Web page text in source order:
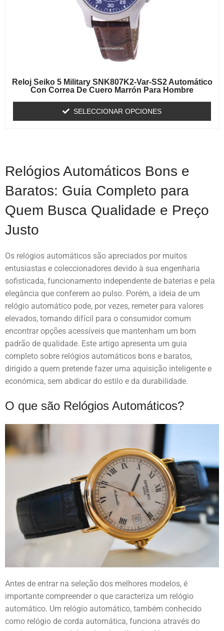
Reloj Seiko 5 Military SNK807K2-Var-SS2 Automático
Con Correa De Cuero Marrón Para Hombre
SELECCIONAR OPCIONES
Relógios Automáticos Bons e
Baratos: Guia Completo para
Quem Busca Qualidade e Preço
Justo
Os relógios automáticos são apreciados por muitos
entusiastas e coleccionadores devido à sua engenharia
sofisticada, funcionamento independente de baterias e pela
elegância que conferem ao pulso. Porém, a ideia de um
relógio automático pode, por vezes, remeter para valores
elevados, tornando difícil para o consumidor comum
encontrar opções acessíveis que mantenham um bom
padrão de qualidade. Este artigo apresenta um guia
completo sobre relógios automáticos bons e baratos,
dirigido a quem pretende fazer uma aquisição inteligente e
económica, sem abdicar do estilo e da durabilidade.
O que são Relógios Automáticos?
Antes de entrar na seleção dos melhores modelos, é
importante compreender o que caracteriza um relógio
automático. Um relógio automático, também conhecido
como relógio de corda automática, funciona através do